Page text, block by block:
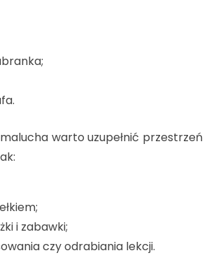
warto uzupełnić przestrzeń
i zabawki;
czy odrabiania lekcji.